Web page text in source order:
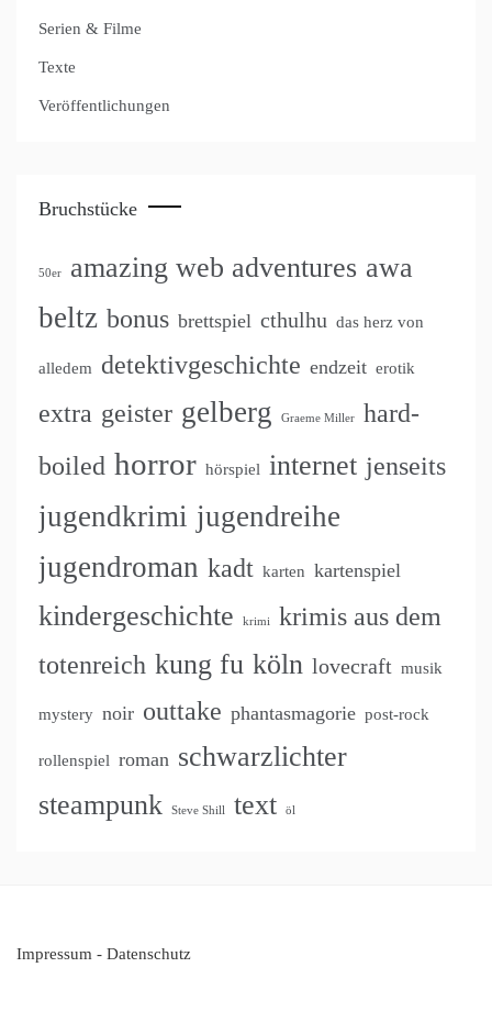
Serien & Filme
Texte
Veröffentlichungen
Bruchstücke
50er amazing web adventures awa
beltz bonus brettspiel cthulhu das herz von
alledem detektivgeschichte endzeit erotik
extra geister gelberg Graeme Miller
hard-
boiled horror hörspiel internet jenseits
jugendkrimi jugendreihe
jugendroman kadt karten kartenspiel
kindergeschichte krimi
krimis aus dem
totenreich kung fu köln lovecraft musik
mystery noir outtake phantasmagorie post-rock
rollenspiel roman schwarzlichter
steampunk
Steve Shill text öl
Impressum - Datenschutz